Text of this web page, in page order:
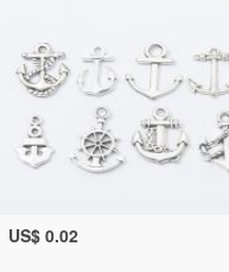
US$ 0.02